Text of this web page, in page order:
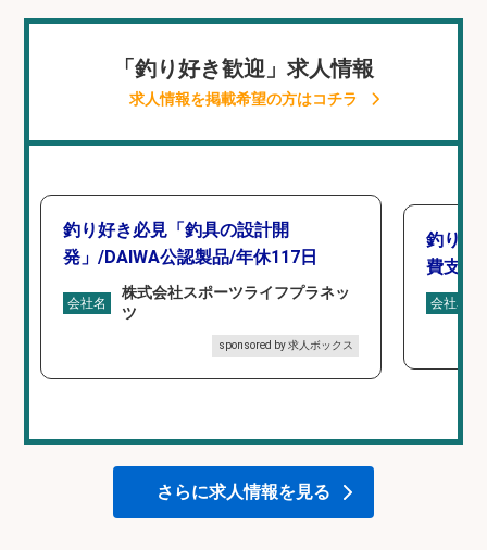
「釣り好き歓迎」求人情報
求人情報を掲載希望の方はコチラ
釣り好き必見「釣具の設計開
発」/DAIWA公認製品/年休117日
会社名
株式会社スポーツライフプラネッ
ツ
sponsored by 求人ボックス
釣り具
費支給
会社名
さらに求人情報を見る